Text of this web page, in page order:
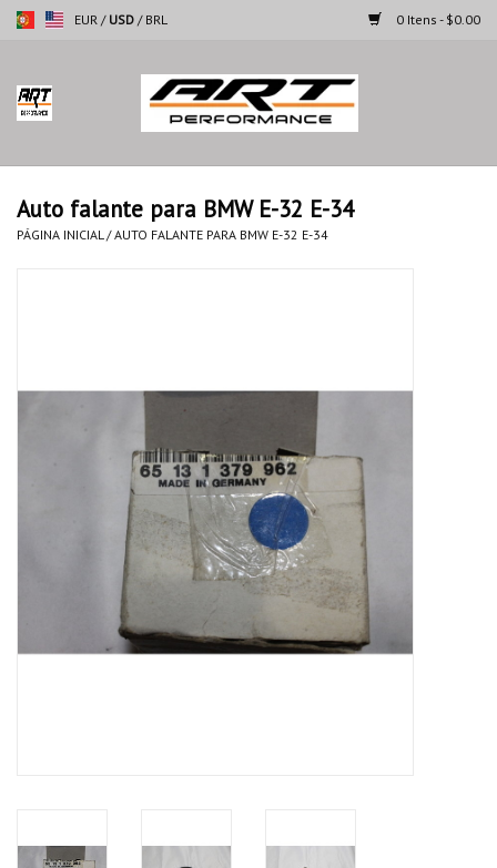
EUR / USD / BRL 0 Itens - $0.00
Página inicial
Motocicletas
Automoveis
Auto falante para BMW E-32 E-34
PÁGINA INICIAL /AUTO FALANTE PARA BMW E-32 E-34